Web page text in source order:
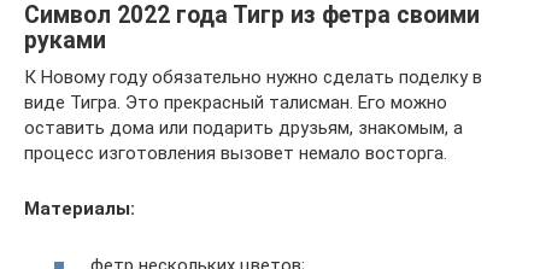
Символ 2022 года Тигр из фетра своими
руками
К Новому году обязательно нужно сделать поделку в
виде Тигра. Это прекрасный талисман. Его можно
оставить дома или подарить друзьям, знакомым, а
процесс изготовления вызовет немало восторга.
Материалы: